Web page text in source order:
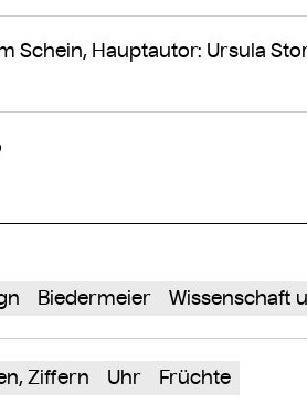
Schein, Hauptautor: Ursula
Biedermeier Wissenschaft
Ziffern Uhr Früchte